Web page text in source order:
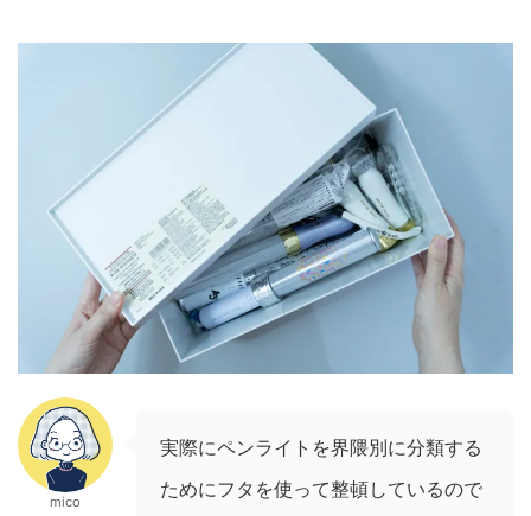
mico
実際にペンライトを界隈別に分類する
ためにフタを使って整頓しているので